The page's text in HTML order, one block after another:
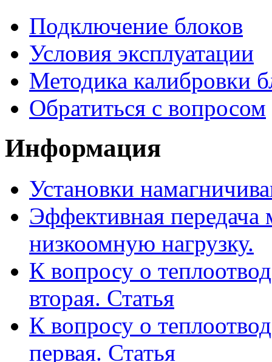
Подключение блоков
Условия эксплуатации
Методика калибровки
Обратиться с вопросом
Информация
Установки
Эффективная
низкоомную нагрузку.
К вопросу о
вторая. Статья
К вопросу о
первая. Статья